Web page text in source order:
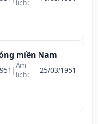
lịch:
miền Nam
|Âm
lịch:
25/03/1951